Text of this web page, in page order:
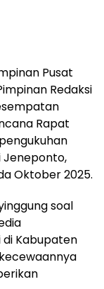
Pusat
Redaksi
Rapat
Jeneponto,
Oktober 2025.
soal
di Kabupaten